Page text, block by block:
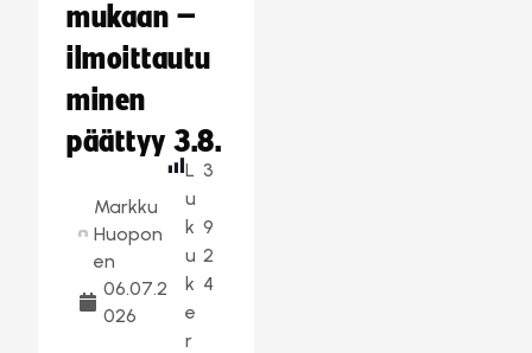
mukaan –
ilmoittautu
minen
päättyy 3.8.
Markku
Huopon
en
06.07.2
026
L
u
k
u
k
e
r
3
9
2
4